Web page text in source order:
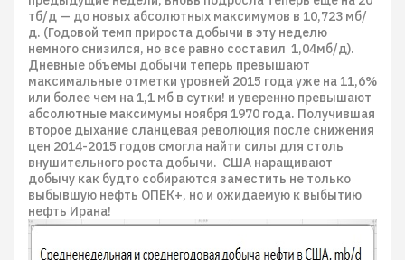
тб/д — до новых абсолютных максимумов в 10,723 мб/
д. (Годовой темп прироста добычи в эту неделю
немного снизился, но все равно составил 1,04мб/д).
Дневные объемы добычи теперь превышают
максимальные отметки уровней 2015 года уже на 11,6%
или более чем на 1,1 мб в сутки! и уверенно превышают
абсолютные максимумы ноября 1970 года. Получившая
второе дыхание сланцевая революция после снижения
цен 2014-2015 годов смогла найти силы для столь
внушительного роста добычи. США наращивают
добычу как будто собираются заместить не только
выбывшую нефть ОПЕК+, но и ожидаемую к выбытию
нефть Ирана!